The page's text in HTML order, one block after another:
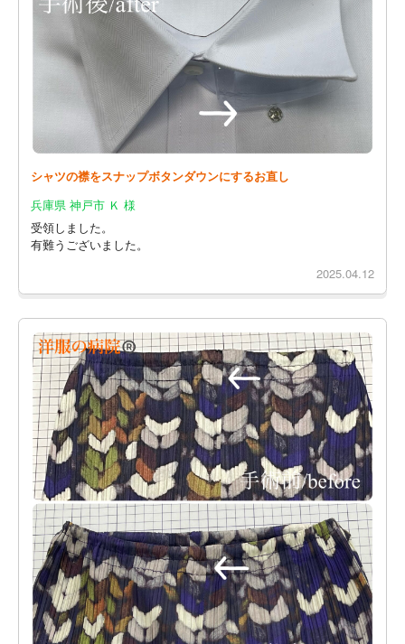
シャツの襟をスナップボタンダウンにするお直し
兵庫県 神戸市 Ｋ 様
受領しました。
有難うございました。
2025.04.12